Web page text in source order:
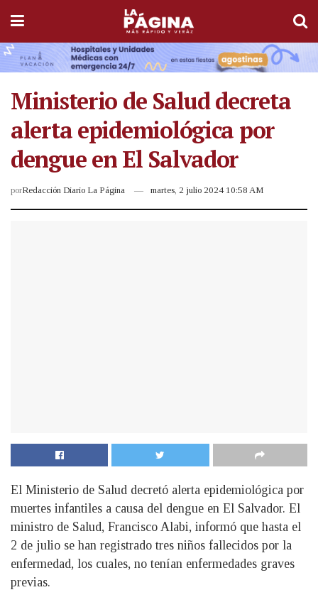
Ministerio de Salud decreta
alerta epidemiológica por
dengue en El Salvador
porRedacción Diario La Página martes, 2 julio 2024 10:58 AM
El Ministerio de Salud decretó alerta epidemiológica por
muertes infantiles a causa del dengue en El Salvador. El
ministro de Salud, Francisco Alabi, informó que hasta el
2 de julio se han registrado tres niños fallecidos por la
enfermedad, los cuales, no tenían enfermedades graves
previas.